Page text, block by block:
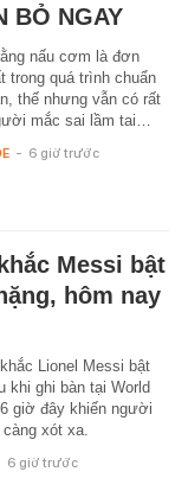
BỎ NGAY
nấu cơm là đơn
trong quá trình chuẩn
thế nhưng vẫn có rất
mắc sai lầm tai…
- 6 giờ trước
Messi bật
hôm nay
Lionel Messi bật
khi ghi bàn tại World
giờ đây khiến người
xót xa.
6 giờ trước